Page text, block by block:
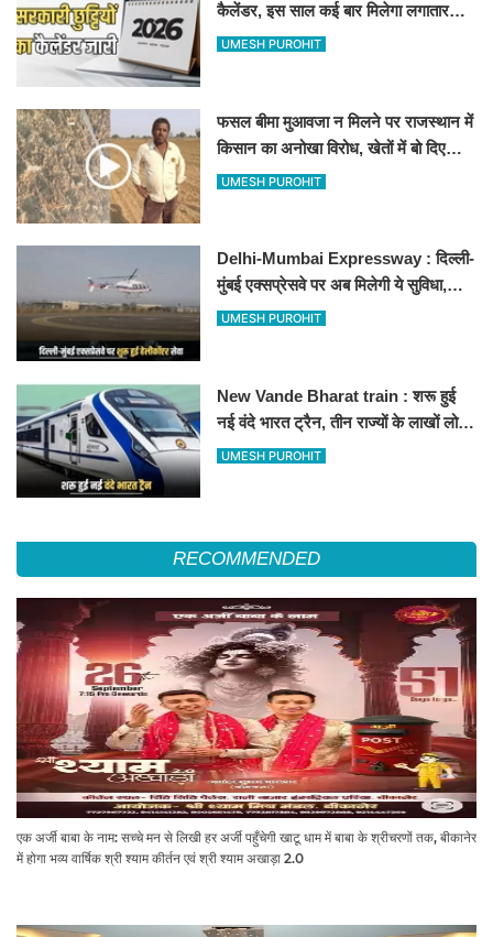
कैलेंडर, इस साल कई बार मिलेगा लगातार
अवकाश, देखें
UMESH PUROHIT
फसल बीमा मुआवजा न मिलने पर राजस्थान में
किसान का अनोखा विरोध, खेतों में बो दिए
500-500 रुपए के नोट, वीडियो वायरल
UMESH PUROHIT
Delhi-Mumbai Expressway : दिल्ली-
मुंबई एक्सप्रेसवे पर अब मिलेगी ये सुविधा,
हेलीकॉप्टर सर्विस से तुरंत घायल पहुंचेगा
UMESH PUROHIT
New Vande Bharat train : शरू हुई
नई वंदे भारत ट्रैन, तीन राज्यों के लाखों लोगों
का सफर होगा आसान, देखें पूरा रूटमैप
UMESH PUROHIT
RECOMMENDED
एक अर्जी बाबा के नाम: सच्चे मन से लिखी हर अर्जी पहुँचेगी खाटू धाम में बाबा के श्रीचरणों तक, बीकानेर
में होगा भव्य वार्षिक श्री श्याम कीर्तन एवं श्री श्याम अखाड़ा 2.0